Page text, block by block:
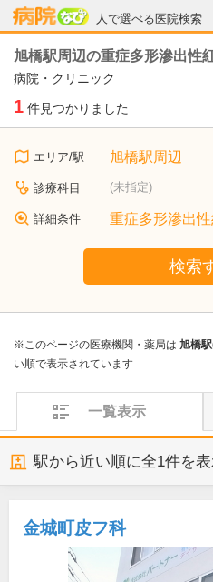
人で選べる医院検索
病院なび
旭橋駅周辺の重症多形滲出性
病院・クリニック
1 件見つかりました
エリア/駅 旭橋駅周辺
診療科目 (未指定)
詳細条件 重症多形滲出
検索
※このページの医療機関・薬局は 旭橋
い順で表示されています
一覧表示
駅から近い順に全1件を
金城町皮フ科